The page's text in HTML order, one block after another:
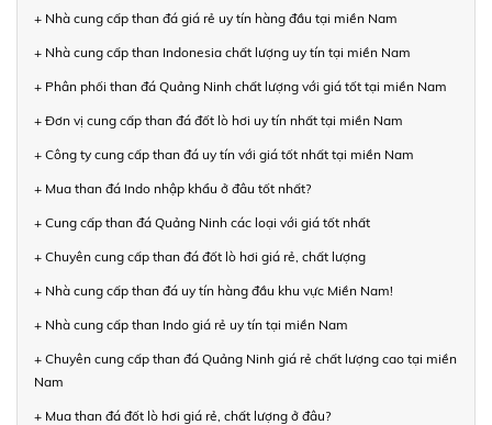
+ Nhà cung cấp than đá giá rẻ uy tín hàng đầu tại miền Nam
+ Nhà cung cấp than Indonesia chất lượng uy tín tại miền Nam
+ Phân phối than đá Quảng Ninh chất lượng với giá tốt tại miền Nam
+ Đơn vị cung cấp than đá đốt lò hơi uy tín nhất tại miền Nam
+ Công ty cung cấp than đá uy tín với giá tốt nhất tại miền Nam
+ Mua than đá Indo nhập khẩu ở đâu tốt nhất?
+ Cung cấp than đá Quảng Ninh các loại với giá tốt nhất
+ Chuyên cung cấp than đá đốt lò hơi giá rẻ, chất lượng
+ Nhà cung cấp than đá uy tín hàng đầu khu vực Miền Nam!
+ Nhà cung cấp than Indo giá rẻ uy tín tại miền Nam
+ Chuyên cung cấp than đá Quảng Ninh giá rẻ chất lượng cao tại miền
Nam
+ Mua than đá đốt lò hơi giá rẻ, chất lượng ở đâu?